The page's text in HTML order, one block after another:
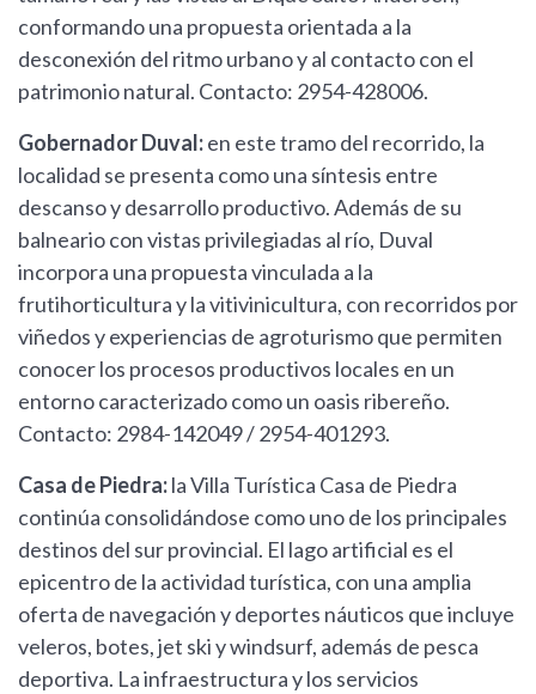
conformando una propuesta orientada a la
desconexión del ritmo urbano y al contacto con el
patrimonio natural. Contacto: 2954-428006.
Gobernador Duval:en este tramo del recorrido, la
localidad se presenta como una síntesis entre
descanso y desarrollo productivo. Además de su
balneario con vistas privilegiadas al río, Duval
incorpora una propuesta vinculada a la
frutihorticultura y la vitivinicultura, con recorridos por
viñedos y experiencias de agroturismo que permiten
conocer los procesos productivos locales en un
entorno caracterizado como un oasis ribereño.
Contacto: 2984-142049 / 2954-401293.
Casa de Piedra:la Villa Turística Casa de Piedra
continúa consolidándose como uno de los principales
destinos del sur provincial. El lago artificial es el
epicentro de la actividad turística, con una amplia
oferta de navegación y deportes náuticos que incluye
veleros, botes, jet ski y windsurf, además de pesca
deportiva. La infraestructura y los servicios